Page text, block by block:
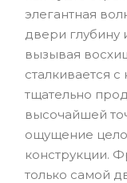
элегантная
двери глубину
вызывая
сталкивается
тщательно
высочайшей
ощущение
конструкции.
только самой